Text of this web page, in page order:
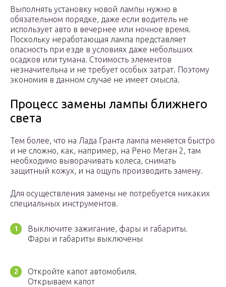
Выполнять установку новой лампы нужно в
обязательном порядке, даже если водитель не
использует авто в вечернее или ночное время.
Поскольку неработающая лампа представляет
опасность при езде в условиях даже небольших
осадков или тумана. Стоимость элементов
незначительна и не требует особых затрат. Поэтому
экономия в данном случае не имеет смысла.
Процесс замены лампы ближнего
света
Тем более, что на Лада Гранта лампа меняется быстро
и не сложно, как, например, на Рено Меган 2, там
необходимо выворачивать колеса, снимать
защитный кожух, и на ощупь производить замену.
Для осуществления замены не потребуется никаких
специальных инструментов.
Выключите зажигание, фары и габариты.
Фары и габариты выключены
Откройте капот автомобиля.
Открываем капот